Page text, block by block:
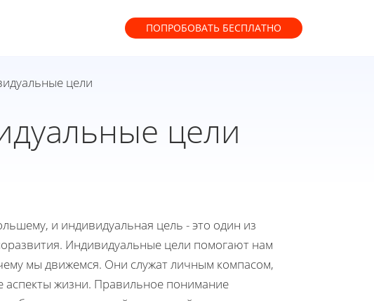
ПОПРОБОВАТЬ БЕСПЛАТНО
цели
цели
и индивидуальная цель - это один из
Индивидуальные цели помогают нам
мы движемся. Они служат личным компасом,
аспекты жизни. Правильное понимание